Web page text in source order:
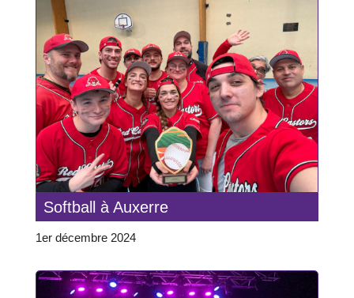
Softball à Auxerre
1er décembre 2024